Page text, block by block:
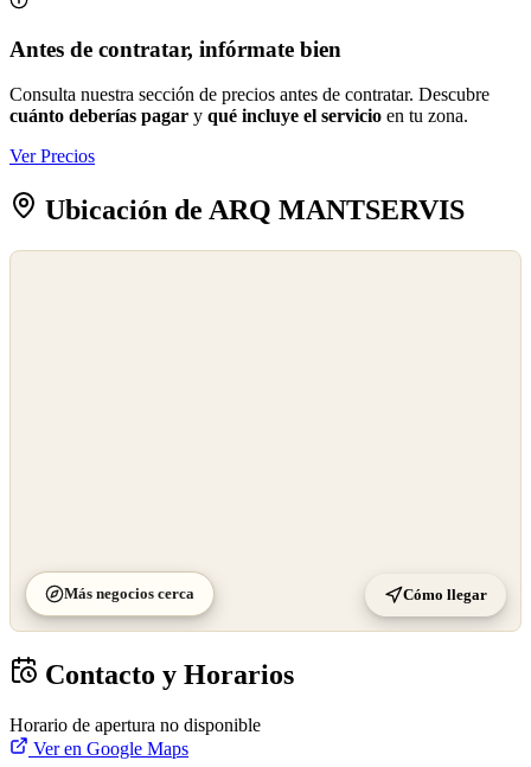
Antes de contratar, infórmate bien
Consulta nuestra sección de precios antes de contratar. Descubre
cuánto deberías pagar y qué incluye el servicio en tu zona.
Ver Precios
Ubicación de ARQ MANTSERVIS
Más negocios cerca Cómo llegar
Contacto y Horarios
Horario de apertura no disponible
Ver en Google Maps